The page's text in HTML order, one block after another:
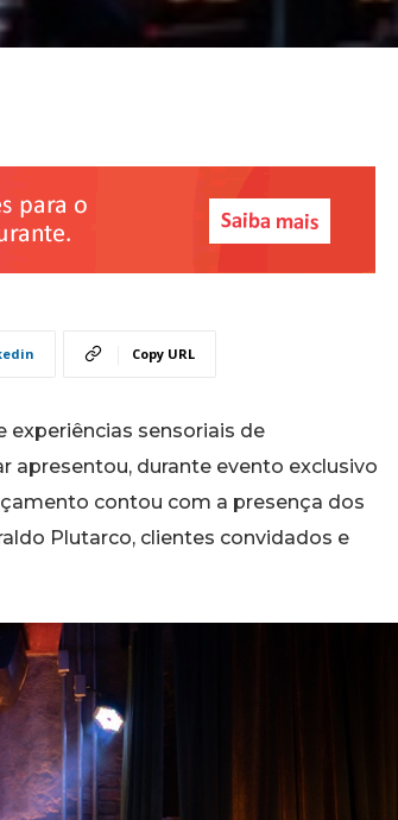
Copy URL
experiências sensoriais de
apresentou, durante evento exclusivo
contou com a presença dos
Plutarco, clientes convidados e